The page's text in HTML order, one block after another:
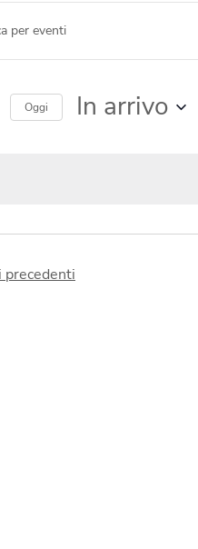
Oggi In arrivo
precedenti